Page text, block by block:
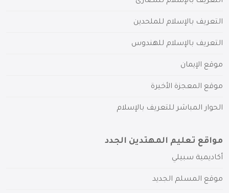
التعريف بالإسلام للملحدين
التعريف بالإسلام للهندوس
موقع الإيمان
موقع المعجزة الأخيرة
الحوار المباشر للتعريف بالإسلام
مواقع تعليم المهتدين الجدد
أكاديمية سبيلي
موقع المسلم الجديد